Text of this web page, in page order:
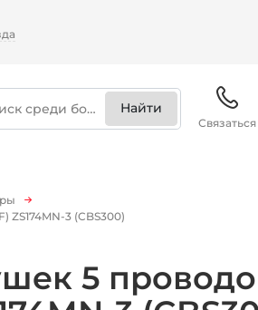
Связаться
ZS174MN-3 (CBS300)
5